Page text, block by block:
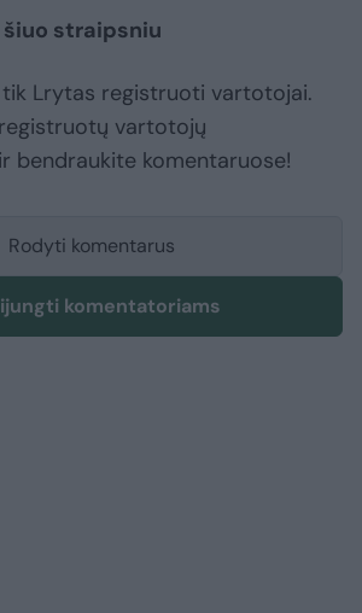
straipsniu
Lrytas registruoti vartotojai.
vartotojų
bendraukite komentaruose!
Rodyti komentarus
komentatoriams